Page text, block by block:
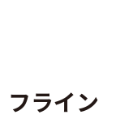
フライン